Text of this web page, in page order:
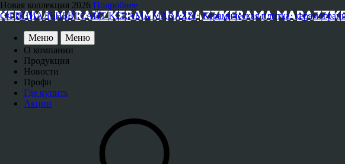
Новая коллекция 2026 Подробнее
ОФИЦИАЛЬНЫЙ САЙТ KERAMA MARAZZI | Керамическая плитка,
Меню
Меню
О компании
Продукция
Новости
Профи
Где купить
Акции